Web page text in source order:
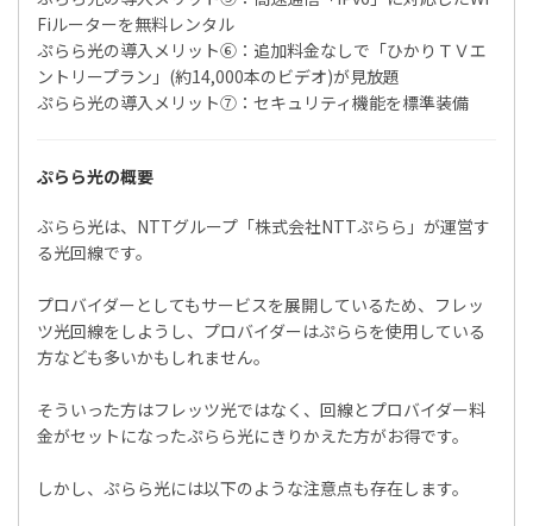
Fiルーターを無料レンタル
ぷらら光の導入メリット⑥：追加料金なしで「ひかりＴＶエ
ントリープラン」(約14,000本のビデオ)が見放題
ぷらら光の導入メリット⑦：セキュリティ機能を標準装備
ぷらら光の概要
ぶらら光は、NTTグループ「株式会社NTTぷらら」が運営す
る光回線です。
プロバイダーとしてもサービスを展開しているため、フレッ
ツ光回線をしようし、プロバイダーはぷららを使用している
方なども多いかもしれません。
そういった方はフレッツ光ではなく、回線とプロバイダー料
金がセットになったぷらら光にきりかえた方がお得です。
しかし、ぷらら光には以下のような注意点も存在します。